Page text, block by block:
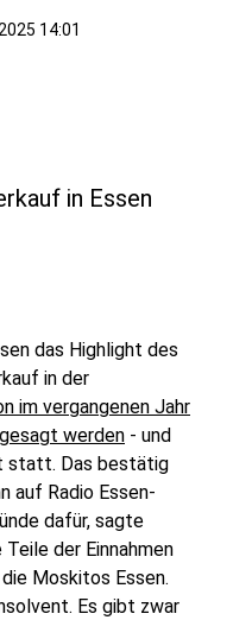
14:01
in Essen
das Highlight des
in der
im vergangenen Jahr
werden - und
statt. Das bestätig
auf Radio Essen-
dafür, sagte
der Einnahmen
Moskitos Essen.
Es gibt zwar